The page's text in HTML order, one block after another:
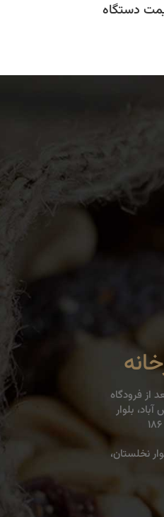
دستگاه
۵ كيلومتر بعد از فرودگاه
بلوار
نخلستان،